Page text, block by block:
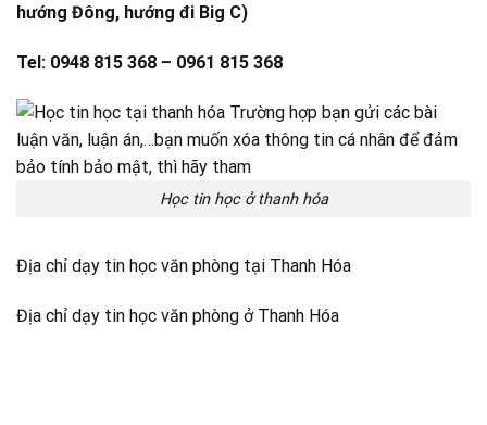
hướng Đông, hướng đi Big C)
Tel: 0948 815 368 – 0961 815 368
Học tin học ở thanh hóa
Địa chỉ dạy tin học văn phòng tại Thanh Hóa
Địa chỉ dạy tin học văn phòng ở Thanh Hóa